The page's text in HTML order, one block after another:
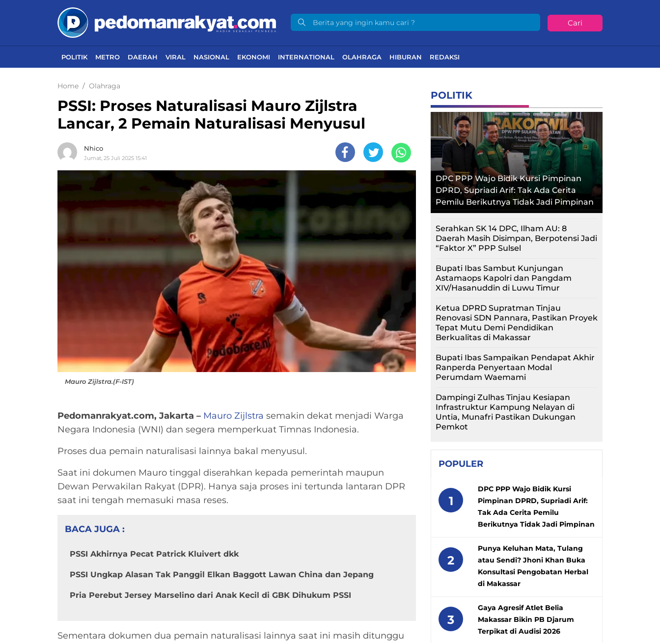
Cari
POLITIK METRO DAERAH VIRAL NASIONAL EKONOMI INTERNATIONAL OLAHRAGA HIBURAN REDAKSI
Home Olahraga
PSSI: Proses Naturalisasi Mauro Zijlstra
Lancar, 2 Pemain Naturalisasi Menyusul
Nhico
Jumat, 25 Juli 2025 15:41
Mauro Zijlstra.(F-IST)
Pedomanrakyat.com, Jakarta – Mauro Zijlstra semakin dekat menjadi Warga
Negara Indonesia (WNI) dan segera memperkuat Timnas Indonesia.
Proses dua pemain naturalisasi lainnya bakal menyusul.
Saat ini dokumen Mauro tinggal diserahkan kepada pemerintah maupun
Dewan Perwakilan Rakyat (DPR). Hanya saja proses ini tertunda lantaran DPR
saat ini tengah memasuki masa reses.
BACA JUGA :
PSSI Akhirnya Pecat Patrick Kluivert dkk
PSSI Ungkap Alasan Tak Panggil Elkan Baggott Lawan China dan Jepang
Pria Perebut Jersey Marselino dari Anak Kecil di GBK Dihukum PSSI
Sementara dokumen dua pemain naturalisasi lainnya saat ini masih ditunggu
POLITIK
DPC PPP Wajo Bidik Kursi Pimpinan
DPRD, Supriadi Arif: Tak Ada Cerita
Pemilu Berikutnya Tidak Jadi Pimpinan
Serahkan SK 14 DPC, Ilham AU: 8
Daerah Masih Disimpan, Berpotensi Jadi
“Faktor X” PPP Sulsel
Bupati Ibas Sambut Kunjungan
Astamaops Kapolri dan Pangdam
XIV/Hasanuddin di Luwu Timur
Ketua DPRD Supratman Tinjau
Renovasi SDN Pannara, Pastikan Proyek
Tepat Mutu Demi Pendidikan
Berkualitas di Makassar
Bupati Ibas Sampaikan Pendapat Akhir
Ranperda Penyertaan Modal
Perumdam Waemami
Dampingi Zulhas Tinjau Kesiapan
Infrastruktur Kampung Nelayan di
Untia, Munafri Pastikan Dukungan
Pemkot
POPULER
1
DPC PPP Wajo Bidik Kursi
Pimpinan DPRD, Supriadi Arif:
Tak Ada Cerita Pemilu
Berikutnya Tidak Jadi Pimpinan
2
Punya Keluhan Mata, Tulang
atau Sendi? Jhoni Khan Buka
Konsultasi Pengobatan Herbal
di Makassar
3
Gaya Agresif Atlet Belia
Makassar Bikin PB Djarum
Terpikat di Audisi 2026